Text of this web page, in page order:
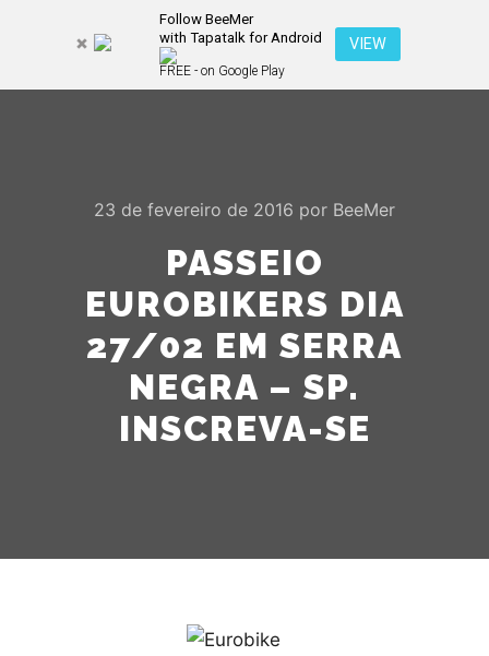
Follow BeeMer
with Tapatalk for Android
FREE - on Google Play
VIEW
23 de fevereiro de 2016 por BeeMer
PASSEIO
EUROBIKERS DIA
27/02 EM SERRA
NEGRA – SP.
INSCREVA-SE